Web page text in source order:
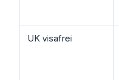
UK visafrei